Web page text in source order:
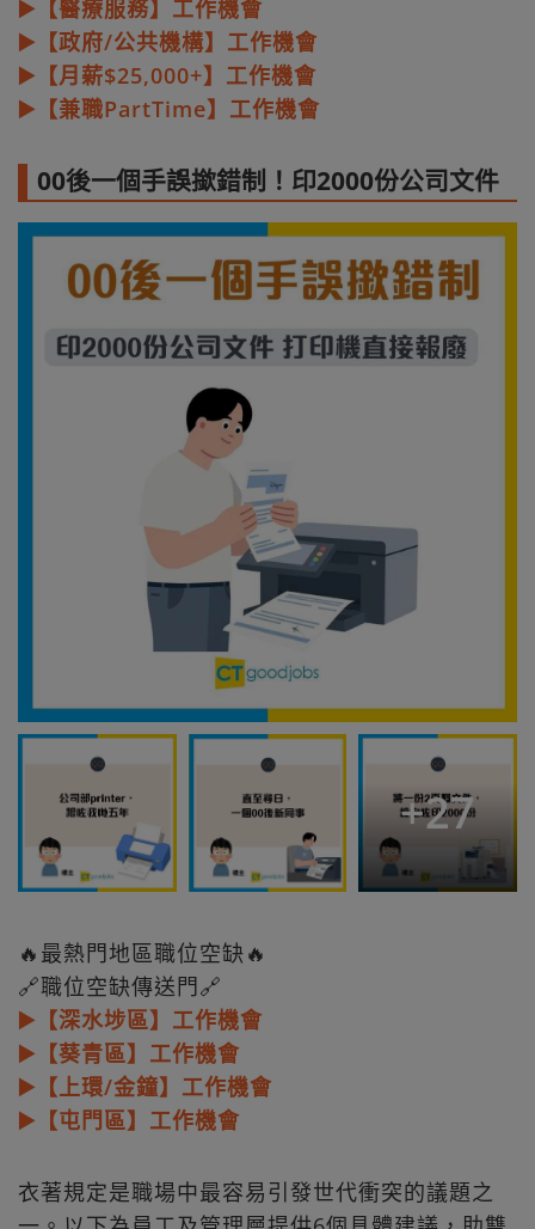
▶️【醫療服務】工作機會
▶️【政府/公共機構】工作機會
▶️【月薪$25,000+】工作機會
▶️【兼職PartTime】工作機會
00後一個手誤撳錯制！印2000份公司文件
+27
🔥最熱門地區職位空缺🔥
🔗職位空缺傳送門🔗
▶️【深水埗區】工作機會
▶️【葵青區】工作機會
▶️【上環/金鐘】工作機會
▶️【屯門區】工作機會
衣著規定是職場中最容易引發世代衝突的議題之